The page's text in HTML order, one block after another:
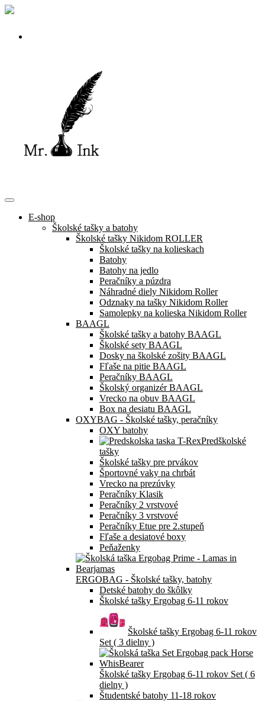
E-shop
Školské tašky a batohy
Školské tašky Nikidom ROLLER
Školské tašky na kolieskach
Batohy
Batohy na jedlo
Peračníky a púzdra
Náhradné diely Nikidom Roller
Odznaky na tašky Nikidom Roller
Samolepky na kolieska Nikidom Roller
BAAGL
Školské tašky a batohy BAAGL
Školské sety BAAGL
Dosky na školské zošity BAAGL
Fľaše na pitie BAAGL
Peračníky BAAGL
Školský organizér BAAGL
Vrecko na obuv BAAGL
Box na desiatu BAAGL
OXYBAG - Školské tašky, peračníky
OXY batohy
Predškolské
tašky
Školské tašky pre prvákov
Športovné vaky na chrbát
Vrecko na prezúvky
Peračníky Klasik
Peračníky 2 vrstvové
Peračníky 3 vrstvové
Peračníky Etue pre 2.stupeň
Fľaše a desiatové boxy
Peňaženky
ERGOBAG - Školské tašky, batohy
Detské batohy do škôlky
Školské tašky Ergobag 6-11 rokov
Školské tašky Ergobag 6-11 rokov
Set ( 3 dielny )
Školské tašky Ergobag 6-11 rokov Set ( 6
dielny )
Študentské batohy 11-18 rokov